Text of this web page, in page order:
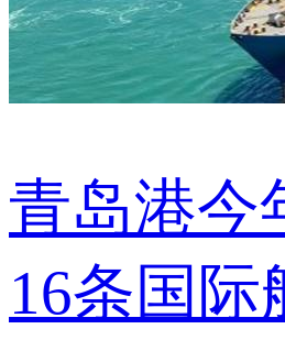
青岛港今
16条国际